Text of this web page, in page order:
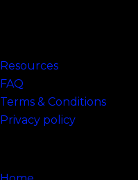
Resources
FAQ
Terms & Conditions
Privacy policy